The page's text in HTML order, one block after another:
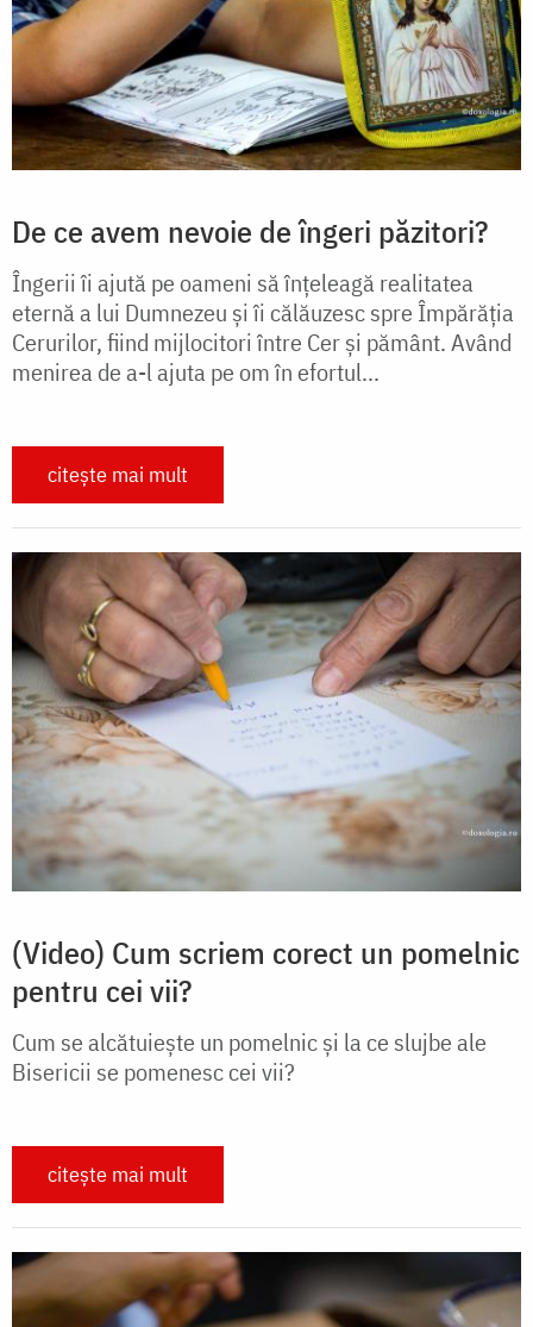
De ce avem nevoie de îngeri păzitori?
Îngerii îi ajută pe oameni să înţeleagă realitatea
eternă a lui Dumnezeu şi îi călăuzesc spre Împărăţia
Cerurilor, fiind mijlocitori între Cer şi pământ. Având
menirea de a-l ajuta pe om în efortul...
citește mai mult
(Video) Cum scriem corect un pomelnic
pentru cei vii?
Cum se alcătuieşte un pomelnic şi la ce slujbe ale
Bisericii se pomenesc cei vii?
citește mai mult